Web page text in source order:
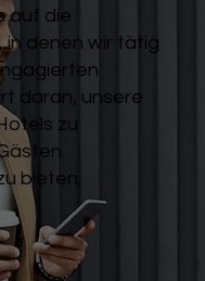
auf die
in denen wir tätig
daran, unsere
zu
bieten.